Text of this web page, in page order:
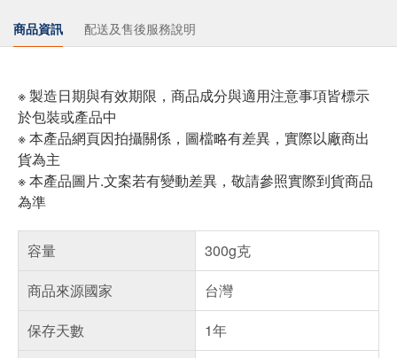
商品資訊 配送及售後服務說明
※ 製造日期與有效期限，商品成分與適用注意事項皆標示
於包裝或產品中
※ 本產品網頁因拍攝關係，圖檔略有差異，實際以廠商出
貨為主
※ 本產品圖片.文案若有變動差異，敬請參照實際到貨商品
為準
容量
300g克
商品來源國家
台灣
保存天數
1年